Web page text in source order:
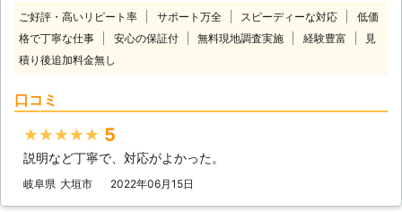
工後に万が一シロアリが発生していた
ら無償で再施工します。 また『施工
をしたらやりっぱなしで確認をしな
ぎ、信頼を積み重ねる企業でありた
い」と考えています。 床下は目に見
ラン※セットならではの特別価格 この
ように弊社ならではの特別サービスで
せください。 ■全国対応！お電話一
直営店・協力店を含め、全国に対応し
ば、当日もしくは翌日に無料調査に伺
ご好評・高いリピート率 サポート万全 スピーディーな対応
低価
格で丁寧な仕事
安心の保証付 無料現地調査実施 経験豊富
見
積り後追加料金無し
口コミ
★★★★★ 5
説明など丁寧で、対応がよかった。
岐阜県 大垣市 2022年06月15日